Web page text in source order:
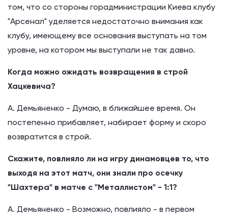
том, что со стороны горадминистрации Киева клубу
"Арсенал" уделяется недостаточно внимания как
клубу, имеющему все основания выступать на том
уровне, на котором мы выступали не так давно.
Когда можно ожидать возвращения в строй
Хацкевича?
А. Демьяненко - Думаю, в ближайшее время. Он
постепенно прибавляет, набирает форму и скоро
возвратится в строй.
Скажите, повлияло ли на игру динамовцев то, что
выходя на этот матч, они знали про осечку
"Шахтера" в матче с "Металлистом" - 1:1?
А. Демьяненко - Возможно, повлияло - в первом